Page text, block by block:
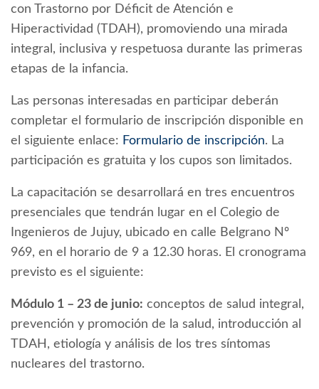
con Trastorno por Déficit de Atención e
Hiperactividad (TDAH), promoviendo una mirada
integral, inclusiva y respetuosa durante las primeras
etapas de la infancia.
Las personas interesadas en participar deberán
completar el formulario de inscripción disponible en
el siguiente enlace: Formulario de inscripción. La
participación es gratuita y los cupos son limitados.
La capacitación se desarrollará en tres encuentros
presenciales que tendrán lugar en el Colegio de
Ingenieros de Jujuy, ubicado en calle Belgrano Nº
969, en el horario de 9 a 12.30 horas. El cronograma
previsto es el siguiente:
Módulo 1 – 23 de junio: conceptos de salud integral,
prevención y promoción de la salud, introducción al
TDAH, etiología y análisis de los tres síntomas
nucleares del trastorno.